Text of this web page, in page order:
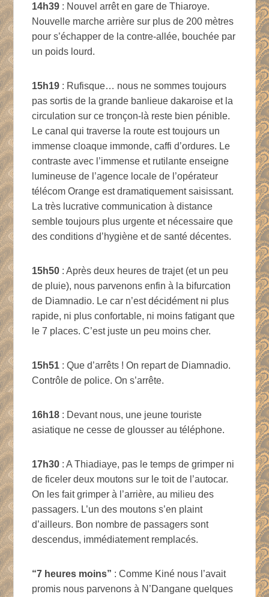
14h39 : Nouvel arrêt en gare de Thiaroye.
Nouvelle marche arrière sur plus de 200 mètres
pour s’échapper de la contre-allée, bouchée par
un poids lourd.
15h19 : Rufisque… nous ne sommes toujours
pas sortis de la grande banlieue dakaroise et la
circulation sur ce tronçon-là reste bien pénible.
Le canal qui traverse la route est toujours un
immense cloaque immonde, caffi d’ordures. Le
contraste avec l’immense et rutilante enseigne
lumineuse de l’agence locale de l’opérateur
télécom Orange est dramatiquement saisissant.
La très lucrative communication à distance
semble toujours plus urgente et nécessaire que
des conditions d’hygiène et de santé décentes.
15h50 : Après deux heures de trajet (et un peu
de pluie), nous parvenons enfin à la bifurcation
de Diamnadio. Le car n’est décidément ni plus
rapide, ni plus confortable, ni moins fatigant que
le 7 places. C’est juste un peu moins cher.
15h51 : Que d’arrêts ! On repart de Diamnadio.
Contrôle de police. On s’arrête.
16h18 : Devant nous, une jeune touriste
asiatique ne cesse de glousser au téléphone.
17h30 : A Thiadiaye, pas le temps de grimper ni
de ficeler deux moutons sur le toit de l’autocar.
On les fait grimper à l’arrière, au milieu des
passagers. L’un des moutons s’en plaint
d’ailleurs. Bon nombre de passagers sont
descendus, immédiatement remplacés.
“7 heures moins” : Comme Kiné nous l’avait
promis nous parvenons à N’Dangane quelques